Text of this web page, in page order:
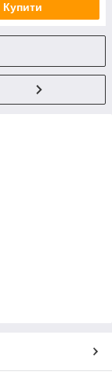
Купити